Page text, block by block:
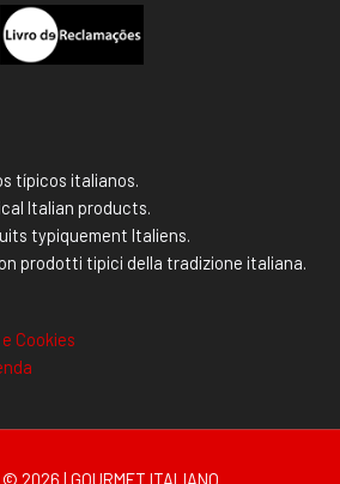
típicos italianos.
Italian products.
typiquement Italiens.
prodotti tipici della tradizione italiana.
Cookies
2026 | GOURMET ITALIANO